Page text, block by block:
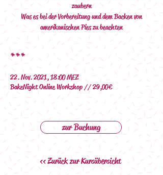
zaubern
Was es bei der Vorbereitung und dem Backen von
amerikanischen Pies zu beachten
***
22. Nov. 2021, 18:00 MEZ
BakeNight Online Workshop // 29,00€
zur Buchung
<< Zurück zur Kursübersicht